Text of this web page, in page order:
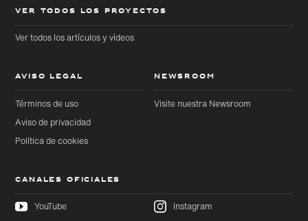
VER TODOS LOS PROYECTOS
Ver todos los artículos y vídeos
AVISO LEGAL
Términos de uso
Aviso de privacidad
Política de cookies
NEWSROOM
Visite nuestra Newsroom
CANALES OFICIALES
YouTube Instagram